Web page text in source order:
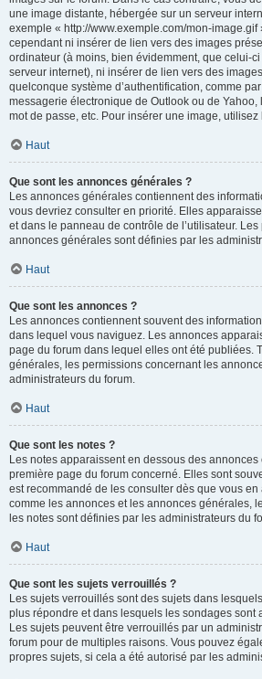
une image distante, hébergée sur un serveur
exemple « http://www.exemple.com/mon-image.gif
cependant ni insérer de lien vers des images
ordinateur (à moins, bien évidemment, que celui-
serveur internet), ni insérer de lien vers des
quelconque système d’authentification, comme
messagerie électronique de Outlook ou de Yahoo,
mot de passe, etc. Pour insérer une image,
Haut
Que sont les annonces générales ?
Les annonces générales contiennent des
vous devriez consulter en priorité. Elles
et dans le panneau de contrôle de l’utilisateur.
annonces générales sont définies par les
Haut
Que sont les annonces ?
Les annonces contiennent souvent des
dans lequel vous naviguez. Les annonces
page du forum dans lequel elles ont été publiées.
générales, les permissions concernant les
administrateurs du forum.
Haut
Que sont les notes ?
Les notes apparaissent en dessous des
première page du forum concerné. Elles sont
est recommandé de les consulter dès que vous
comme les annonces et les annonces générales,
les notes sont définies par les administrateurs du
Haut
Que sont les sujets verrouillés ?
Les sujets verrouillés sont des sujets dans
plus répondre et dans lesquels les sondages sont
Les sujets peuvent être verrouillés par un
forum pour de multiples raisons. Vous pouvez
propres sujets, si cela a été autorisé par les